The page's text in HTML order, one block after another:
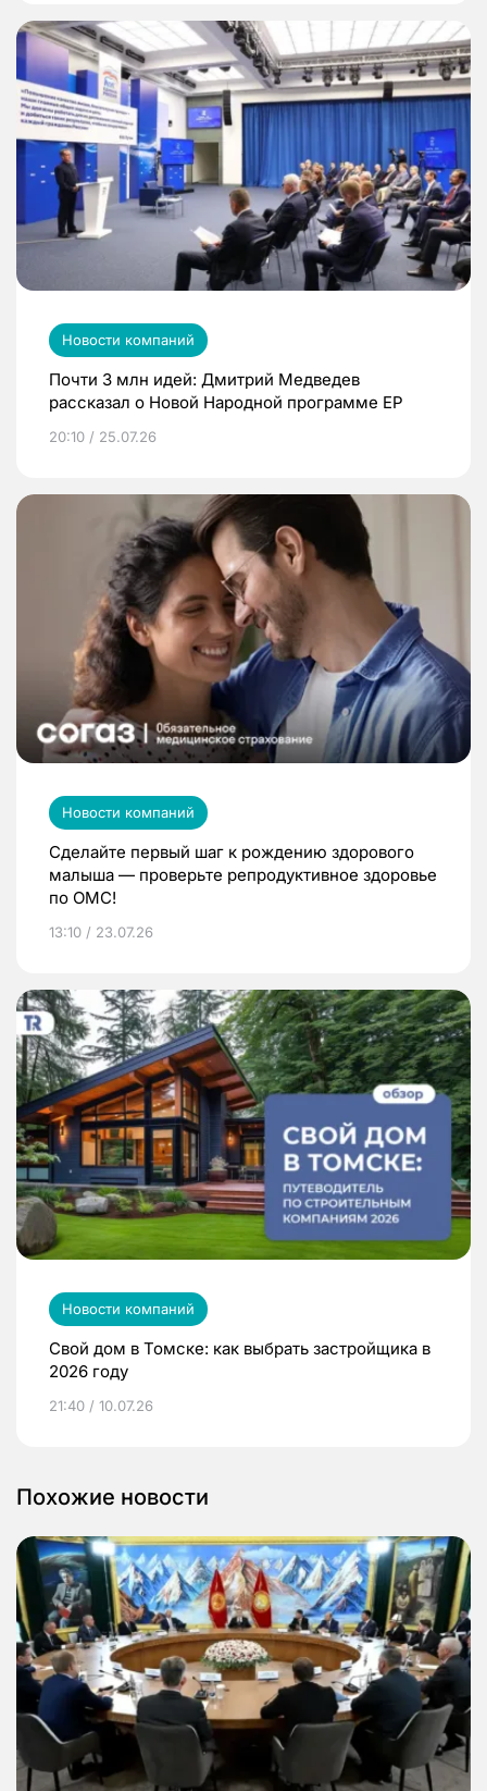
Новости компаний
Почти 3 млн идей: Дмитрий Медведев
рассказал о Новой Народной программе ЕР
20:10 / 25.07.26
Новости компаний
Сделайте первый шаг к рождению здорового
малыша — проверьте репродуктивное здоровье
по ОМС!
13:10 / 23.07.26
Новости компаний
Свой дом в Томске: как выбрать застройщика в
2026 году
21:40 / 10.07.26
Похожие новости